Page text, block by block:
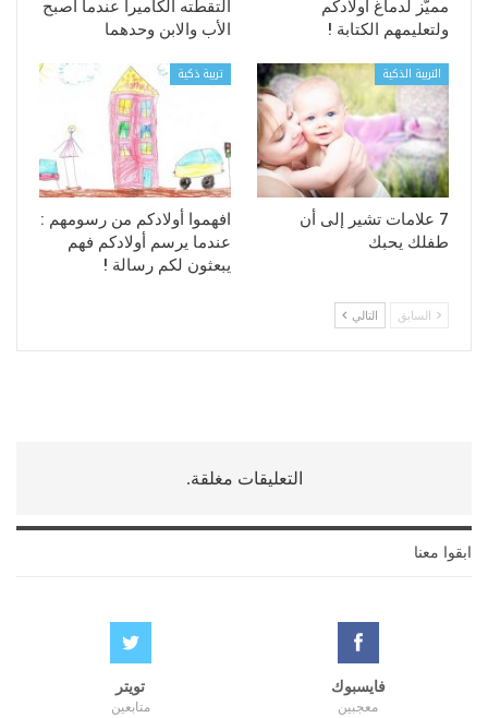
مميّز لدماغ أولادكم
ولتعليمهم الكتابة !
التقطته الكاميرا عندما أصبح
الأب والابن وحدهما
التربية الذكية
7 علامات تشير إلى أن
طفلك يحبك
تربية ذكية
افهموا أولادكم من رسومهم :
عندما يرسم أولادكم فهم
يبعثون لكم رسالة !
السابق التالي
التعليقات مغلقة.
ابقوا معنا
فايسبوك
معجبين
تويتر
متابعين